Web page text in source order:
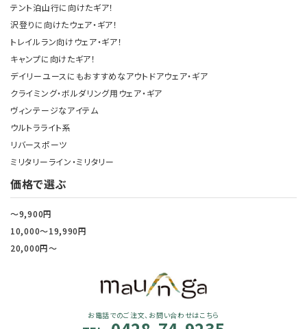
テント泊山行に向けたギア！
沢登りに向けたウェア・ギア！
トレイルラン向けウェア・ギア！
キャンプに向けたギア！
デイリーユースにもおすすめなアウトドアウェア・ギア
クライミング・ボルダリング用ウェア・ギア
ヴィンテージなアイテム
ウルトラライト系
リバースポーツ
ミリタリーライン・ミリタリー
価格で選ぶ
～9,900円
10,000～19,990円
20,000円～
お電話でのご注文、お問い合わせはこちら